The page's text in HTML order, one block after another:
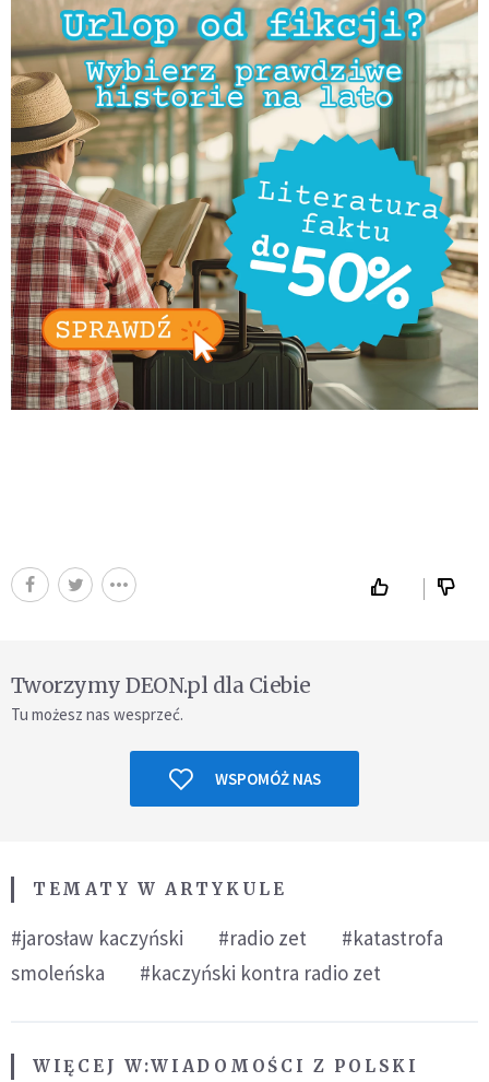
Tworzymy DEON.pl dla Ciebie
Tu możesz nas wesprzeć.
WSPOMÓŻ NAS
TEMATY W ARTYKULE
#jarosław kaczyński #radio zet
#katastrofa
smoleńska
#kaczyński kontra radio zet
WIĘCEJ W:WIADOMOŚCI Z POLSKI